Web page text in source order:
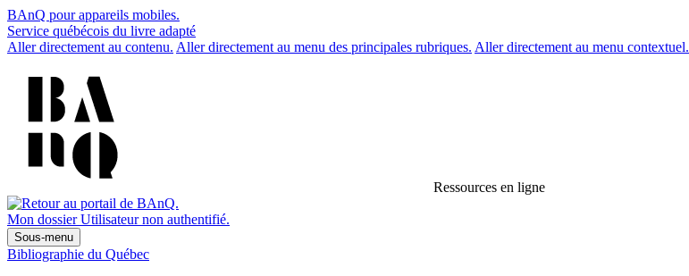
BAnQ pour appareils mobiles.
Service québécois du livre adapté
Aller directement au contenu. Aller directement au menu des principales rubriques. Aller directement au menu contextuel.
Ressources en ligne
Mon dossier Utilisateur non authentifié.
Sous-menu
Bibliographie du Québec